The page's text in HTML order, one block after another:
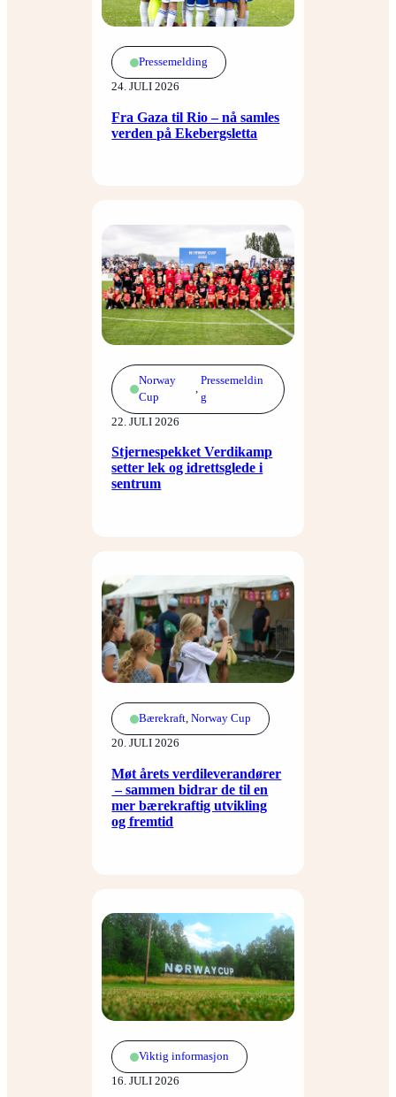
Pressemelding
24. JULI 2026
Fra Gaza til Rio – nå samles
verden på Ekebergsletta
Norway
Cup
,
Pressemeldin
g
22. JULI 2026
Stjernespekket Verdikamp
setter lek og idrettsglede i
sentrum
Bærekraft, Norway Cup
20. JULI 2026
Møt årets verdileverandører
– sammen bidrar de til en
mer bærekraftig utvikling
og fremtid
Viktig informasjon
16. JULI 2026